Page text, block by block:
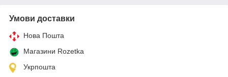
Умови доставки
Нова Пошта
Магазини Rozetka
Укрпошта